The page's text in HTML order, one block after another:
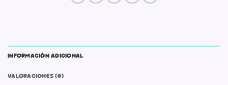
INFORMACIÓN ADICIONAL
VALORACIONES (0)